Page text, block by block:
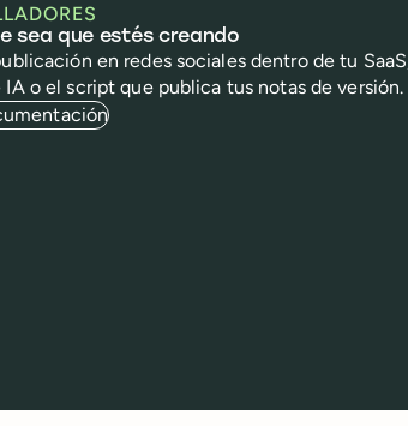
sea que estés creando
en redes sociales dentro de tu
o el script que publica tus notas de versión.